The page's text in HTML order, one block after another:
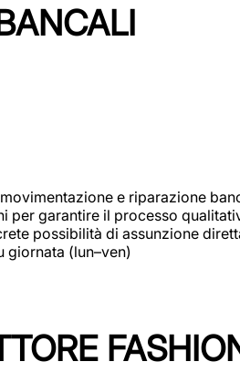
e riparazione
garantire il processo
possibilità di assunzione
giornata (lun–ven)